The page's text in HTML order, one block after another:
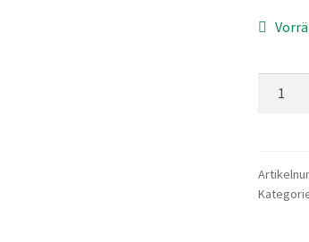
Dead